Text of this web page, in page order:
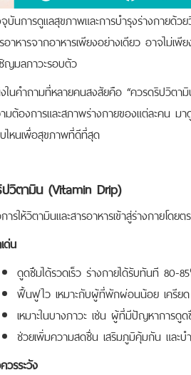
บันการดูแลสุขภาพและการบำรุงร่างกายด้ว
อาหารจากอาหารเพียงอย่างเดียว อาจไม่
ญมลภาวะรอบตัว
ในคำถามที่หลายคนสงสัยคือ “ควรดริปวิต
มต้องการและสภาพร่างกายของแต่ละคน ม
ไหนเพื่อสุขภาพที่ดีที่สุด
วิตามิน (Vitamin Drip)
ารให้วิตามินและสารอาหารเข้าสู่ร่างกายโด
ด่น
ดูดซึมได้รวดเร็ว ร่างกายได้รับทันที 80-
ฟื้นฟูไว เหมาะกับผู้ที่พักผ่อนน้อย เครีย
เหมาะในบางภาวะ เช่น ผู้ที่มีปัญหาการดูด
ช่วยเพิ่มความสดชื่น เสริมภูมิคุ้มกัน และบ
วรระวัง